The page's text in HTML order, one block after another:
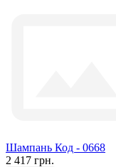
Шампань Код - 0668
2 417 грн.